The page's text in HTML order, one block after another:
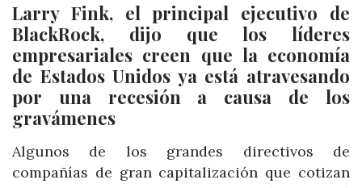
Larry Fink, el principal ejecutivo de
BlackRock, dijo que los líderes
empresariales creen que la economía
de Estados Unidos ya está atravesando
por una recesión a causa de los
gravámenes
Algunos de los grandes directivos de
compañías de gran capitalización que cotizan